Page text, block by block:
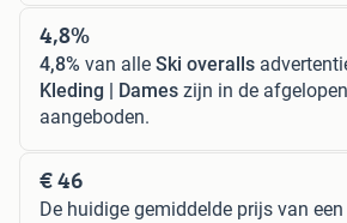
4,8%
4,8% van alle Ski overalls
Kleding | Dames zijn in de
aangeboden.
€ 46
De huidige gemiddelde prijs van een